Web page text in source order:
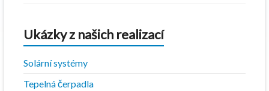
Ukázky z našich realizací
Solární systémy
Tepelná čerpadla